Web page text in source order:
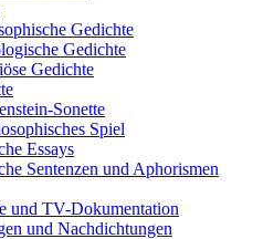
Gedichte
Gedichte
Gedichte
Sonette
Spiel
Essays
Sentenzen und Aphorismen
und TV-Dokumentation
und Nachdichtungen